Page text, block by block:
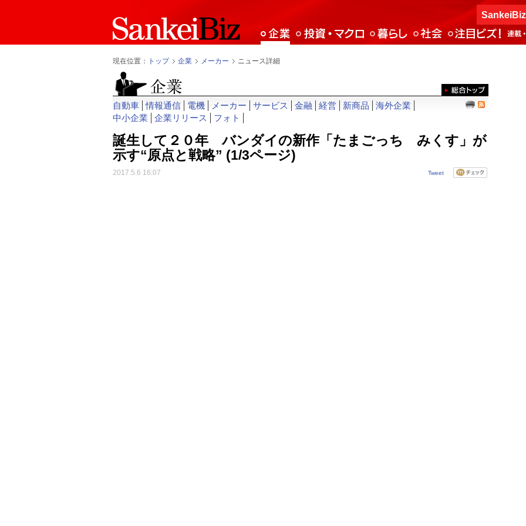
現在位置： トップ 企業 メーカー ニュース詳細
自動車 情報通信 電機 メーカー サービス 金融 経営 新商品
海外企業
中小企業
企業リリース フォト
誕生して２０年 バンダイの新作「たまごっち みくす」が
示す“原点と戦略” (1/3ページ)
2017.5.6 16:07 Tweet